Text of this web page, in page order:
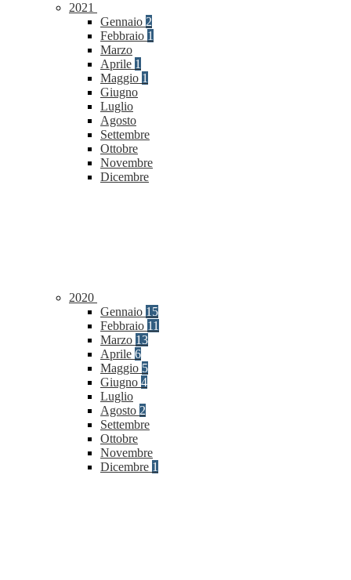
2021
Gennaio 2
Febbraio 1
Marzo
Aprile 1
Maggio 1
Giugno
Luglio
Agosto
Settembre
Ottobre
Novembre
Dicembre
2020
Gennaio 15
Febbraio 11
Marzo 13
Aprile 6
Maggio 5
Giugno 4
Luglio
Agosto 2
Settembre
Ottobre
Novembre
Dicembre 1